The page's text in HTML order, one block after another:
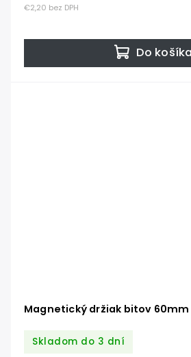
€2,20 bez DPH
Do košíka
Magnetický držiak bitov 60mm
Skladom do 3 dní